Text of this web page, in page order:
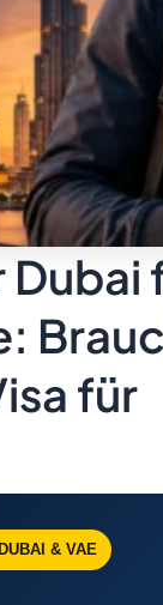
Dubai
für
& VAE